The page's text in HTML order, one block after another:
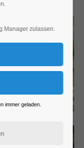
Manager zulassen.
immer geladen.